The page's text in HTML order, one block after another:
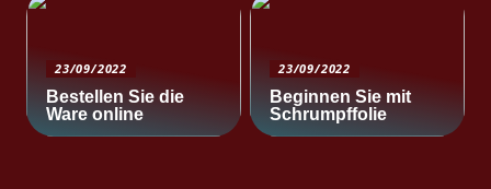
23/09/2022
Bestellen Sie die
Ware online
23/09/2022
Beginnen Sie mit
Schrumpffolie